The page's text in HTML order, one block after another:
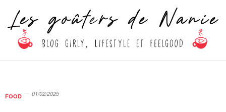
FOOD 01/02/2025